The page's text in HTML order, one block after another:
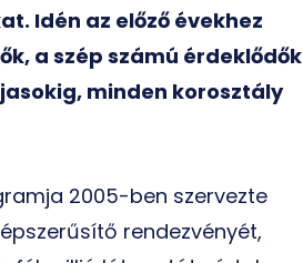
Idén az előző évekhez
a szép számú érdeklődők
minden korosztály
2005-ben szervezte
rendezvényét,